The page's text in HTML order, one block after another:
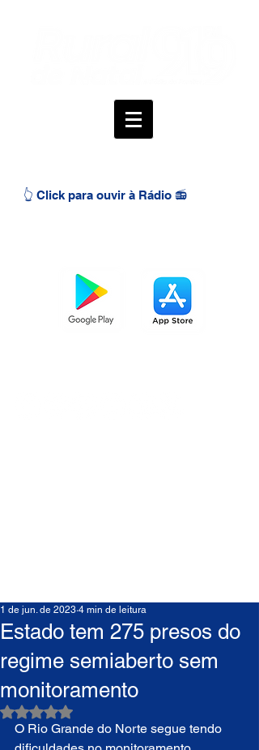
👆 Click para ouvir à Rádio 📻
Estado tem 275 presos do
regime semiaberto sem
monitoramento
1 de jun. de 2023 4 min de leitura
Avaliado com NaN de 5 estrelas.
O Rio Grande do Norte segue tendo